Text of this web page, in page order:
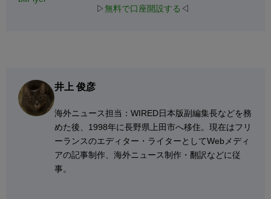
▷無料で口座開設する ◁
井上 俊彦
海外ニュース担当：WIRED日本版副編集長などを務
めた後、1998年に長野県上田市へ移住。現在はフリ
ーランスのエディター・ライターとしてWebメディ
アの記事制作、海外ニュース制作・翻訳などに従
事。